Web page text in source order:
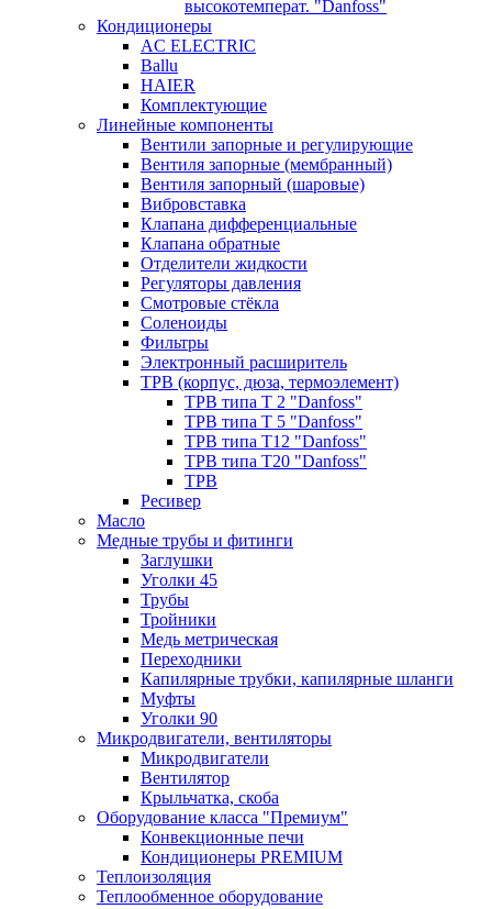
высокотемперат. "Danfoss"
Кондиционеры
AC ELECTRIC
Ballu
HAIER
Комплектующие
Линейные компоненты
Вентили запорные и регулирующие
Вентиля запорные (мембранный)
Вентиля запорный (шаровые)
Вибровставка
Клапана дифференциальные
Клапана обратные
Отделители жидкости
Регуляторы давления
Смотровые стёкла
Соленоиды
Фильтры
Электронный расширитель
ТРВ (корпус, дюза, термоэлемент)
ТРВ типа Т 2 "Danfoss"
ТРВ типа Т 5 "Danfoss"
ТРВ типа Т12 "Danfoss"
ТРВ типа Т20 "Danfoss"
ТРВ
Ресивер
Масло
Медные трубы и фитинги
Заглушки
Уголки 45
Трубы
Тройники
Медь метрическая
Переходники
Капилярные трубки, капилярные шланги
Муфты
Уголки 90
Микродвигатели, вентиляторы
Микродвигатели
Вентилятор
Крыльчатка, скоба
Оборудование класса "Премиум"
Конвекционные печи
Кондиционеры PREMIUM
Теплоизоляция
Теплообменное оборудование